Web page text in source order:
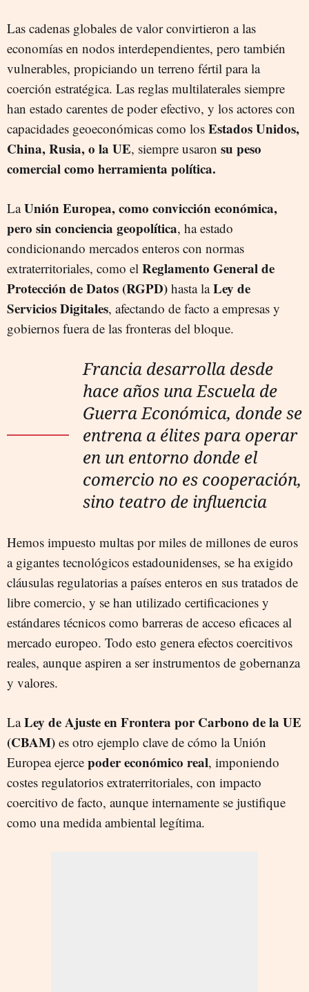
Las cadenas globales de valor convirtieron a las
economías en nodos interdependientes, pero también
vulnerables, propiciando un terreno fértil para la
coerción estratégica. Las reglas multilaterales siempre
han estado carentes de poder efectivo, y los actores con
capacidades geoeconómicas como los Estados Unidos,
China, Rusia, o la UE, siempre usaron su peso
comercial como herramienta política.
LaUnión Europea, como convicción económica,
pero sin conciencia geopolítica, ha estado
condicionando mercados enteros con normas
extraterritoriales, como el Reglamento General de
Protección de Datos (RGPD) hasta laLey de
Servicios Digitales, afectando de facto a empresas y
gobiernos fuera de las fronteras del bloque.
Francia desarrolla desde
hace años una Escuela de
Guerra Económica, donde se
entrena a élites para operar
en un entorno donde el
comercio no es cooperación,
sino teatro de influencia
Hemos impuesto multas por miles de millones de euros
a gigantes tecnológicos estadounidenses, se ha exigido
cláusulas regulatorias a países enteros en sus tratados de
libre comercio, y se han utilizado certificaciones y
estándares técnicos como barreras de acceso eficaces al
mercado europeo. Todo esto genera efectos coercitivos
reales, aunque aspiren a ser instrumentos de gobernanza
y valores.
LaLey de Ajuste en Frontera por Carbono de la UE
(CBAM) es otro ejemplo clave de cómo la Unión
Europea ejerce poder económico real, imponiendo
costes regulatorios extraterritoriales, con impacto
coercitivo de facto, aunque internamente se justifique
como una medida ambiental legítima.